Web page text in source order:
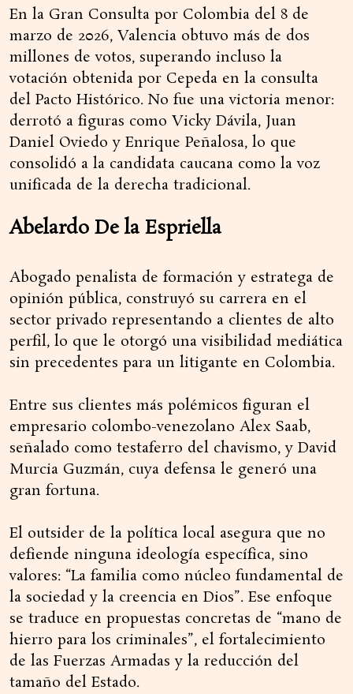
En la Gran Consulta por Colombia del 8 de
marzo de 2026, Valencia obtuvo más de dos
millones de votos, superando incluso la
votación obtenida por Cepeda en la consulta
del Pacto Histórico. No fue una victoria menor:
derrotó a figuras como Vicky Dávila, Juan
Daniel Oviedo y Enrique Peñalosa, lo que
consolidó a la candidata caucana como la voz
unificada de la derecha tradicional.
Abelardo De la Espriella
Abogado penalista de formación y estratega de
opinión pública, construyó su carrera en el
sector privado representando a clientes de alto
perfil, lo que le otorgó una visibilidad mediática
sin precedentes para un litigante en Colombia.
Entre sus clientes más polémicos figuran el
empresario colombo-venezolano Alex Saab,
señalado como testaferro del chavismo, y David
Murcia Guzmán, cuya defensa le generó una
gran fortuna.
El outsider de la política local asegura que no
defiende ninguna ideología específica, sino
valores: “La familia como núcleo fundamental de
la sociedad y la creencia en Dios”. Ese enfoque
se traduce en propuestas concretas de “mano de
hierro para los criminales”, el fortalecimiento
de las Fuerzas Armadas y la reducción del
tamaño del Estado.